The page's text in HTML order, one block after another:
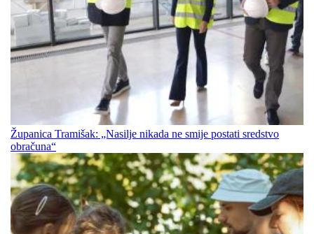
Županica Tramišak: „Nasilje nikada ne smije postati sredstvo
obračuna“